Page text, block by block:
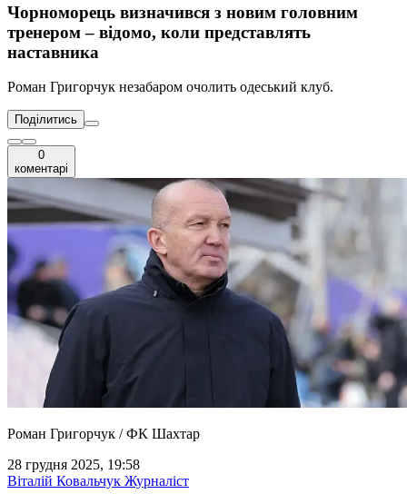
Чорноморець визначився з новим головним
тренером – відомо, коли представлять
наставника
Роман Григорчук незабаром очолить одеський клуб.
Поділитись
0
коментарі
Роман Григорчук / ФК Шахтар
28 грудня 2025, 19:58
Віталій Ковальчук Журналіст